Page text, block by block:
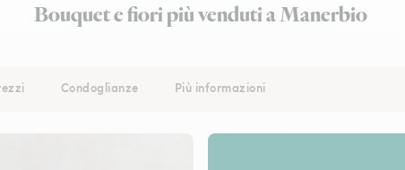
Bouquet e fiori più venduti a Manerbio
Condoglianze Più informazioni